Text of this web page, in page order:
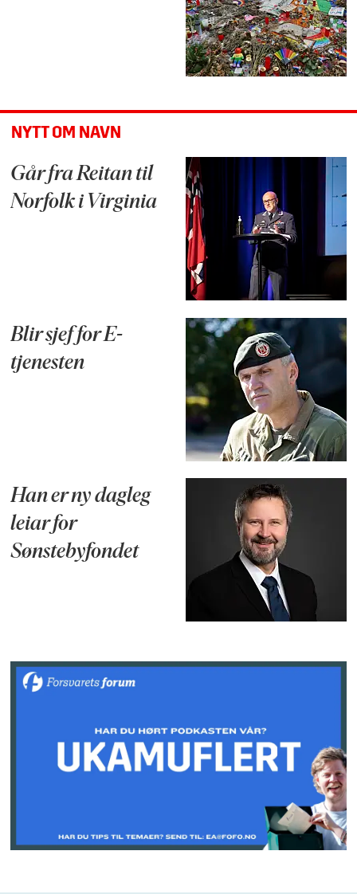
NYTT OM NAVN
Går fra Reitan til
Norfolk i Virginia
Blir sjef for E-
tjenesten
Han er ny dagleg
leiar for
Sønstebyfondet